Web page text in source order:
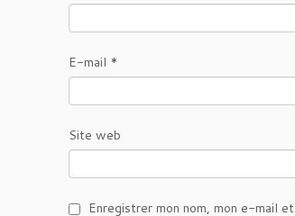
E-mail *
Site web
Enregistrer mon nom, mon e-mail